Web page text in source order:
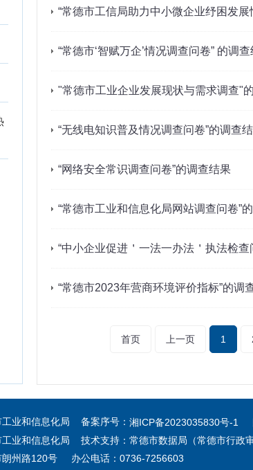
“常德市工信局助力中小微企业纾困发
“常德市‘智赋万企’情况调查问卷” 的调
"常德市工业企业发展现状与需求调查"
“无线电知识普及情况调查问卷”的调查
“网络安全常识调查问卷”的调查结果
“常德市工业和信息化局网站调查问卷”
“中小企业促进＇一法一办法＇执法检
“常德市2023年营商环境评价指标”的调
首页 上一页 1
工业和信息化局 备案序号： 湘ICP备2023035830号-1
业和信息化局 技术支持：常德市数据局（常德市行政审
朗州路120号 办公电话：0736-7256603